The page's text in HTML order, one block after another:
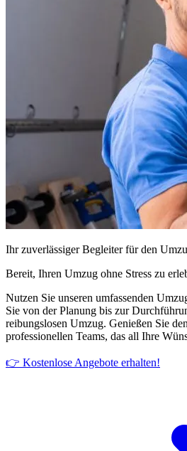
Ihr zuverlässiger Begleiter für den
Bereit, Ihren Umzug ohne Stress zu
Nutzen Sie unseren umfassenden
Sie von der Planung bis zur
reibungslosen Umzug. Genießen Sie
professionellen Teams, das all Ihre
👉 Kostenlose Angebote erhalten!